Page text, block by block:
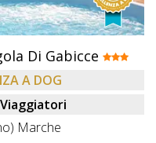
Di Gabicce
A DOG
Marche